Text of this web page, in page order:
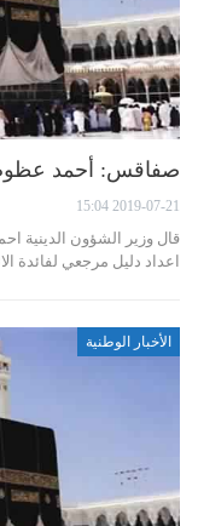
صفاقس: أحمد عظوم
2019-07-21 15:04
قال وزير الشؤون الدينية
اعداد دليل مرجعي لفائدة
الأخبار الوطنية